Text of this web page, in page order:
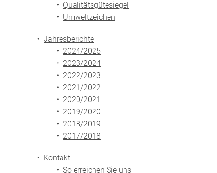
Qualitätsgütesiegel
Umweltzeichen
Jahresberichte
2024/2025
2023/2024
2022/2023
2021/2022
2020/2021
2019/2020
2018/2019
2017/2018
Kontakt
So erreichen Sie uns